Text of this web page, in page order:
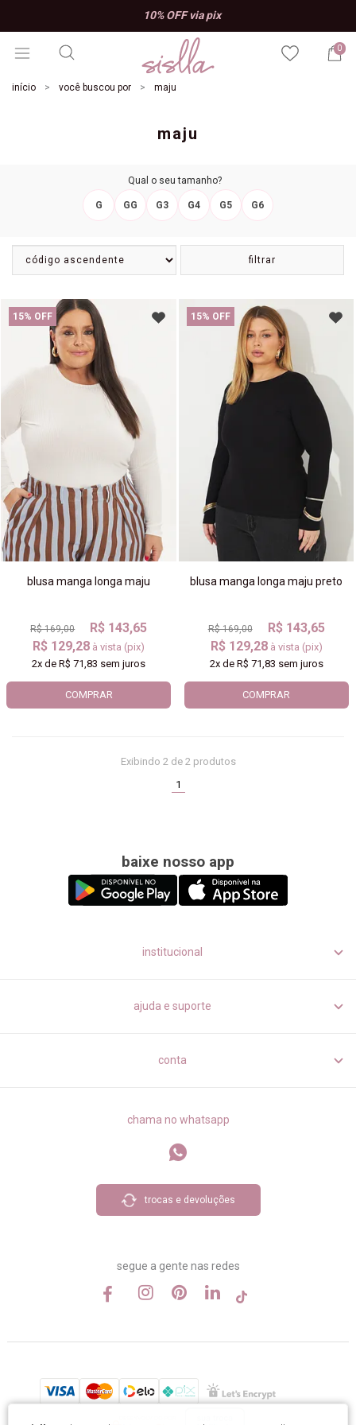
10% OFF via pix
0
início você buscou por maju
maju
Qual o seu tamanho?
G GG G3 G4 G5 G6
filtrar
15% OFF
blusa manga longa maju
R$ 169,00
R$ 143,65
R$ 129,28 à vista (pix)
2x deR$ 71,83 sem juros
COMPRAR
15% OFF
blusa manga longa maju preto
R$ 169,00
R$ 143,65
R$ 129,28 à vista (pix)
2xde R$ 71,83 sem juros
COMPRAR
Exibindo 2 de 2 produtos
1
baixe nosso app
institucional
ajuda e suporte
conta
chama no whatsapp
trocas e devoluções
segue a gente nas redes